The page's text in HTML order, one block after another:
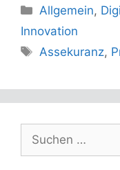
Kategorien
Allgemein,
Innovation
Schlagwörter
Assekuranz,
Suchen
nach: